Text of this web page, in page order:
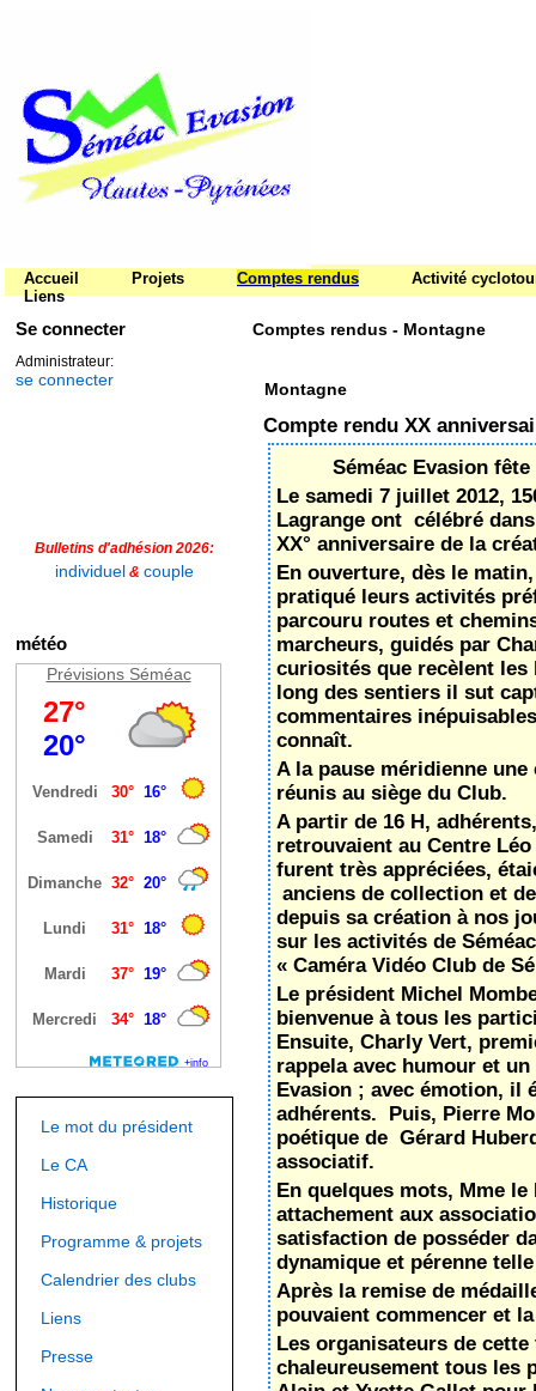
Accueil Projets Comptes rendus
Activité
Liens
Se connecter
Administrateur:
se connecter
Bulletins d'adhésion 2026:
individuel & couple
météo
Prévisions Séméac
Le mot du président
Le CA
Historique
Programme & projets
Calendrier des clubs
Liens
Presse
Comptes rendus - Montagne
Montagne
Compte rendu XX
Séméac Evasion
Le samedi 7 juillet 2012,
Lagrange ont célébré
XX° anniversaire de la
En ouverture, dès le
pratiqué leurs activités
parcouru routes et
marcheurs, guidés par
curiosités que recèlent les
long des sentiers il sut
commentaires
connaît.
A la pause méridienne
réunis au siège du Club.
A partir de 16 H,
retrouvaient au Centre
furent très appréciées,
anciens de collection et
depuis sa création à nos
sur les activités de
« Caméra Vidéo Club de
Le président Michel
bienvenue à tous les
Ensuite, Charly Vert,
rappela avec humour et
Evasion ; avec émotion, il
adhérents. Puis, Pierre
poétique de Gérard
associatif.
En quelques mots, Mme
attachement aux
satisfaction de posséder
dynamique et pérenne
Après la remise de
pouvaient commencer et
Les organisateurs de
chaleureusement tous les